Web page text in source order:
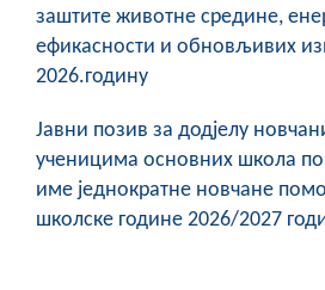
заштите животне средине,
ефикасности и обновљивих
2026.годину
Јавни позив за додјелу
ученицима основних школа
име једнократне новчане
школске године 2026/2027